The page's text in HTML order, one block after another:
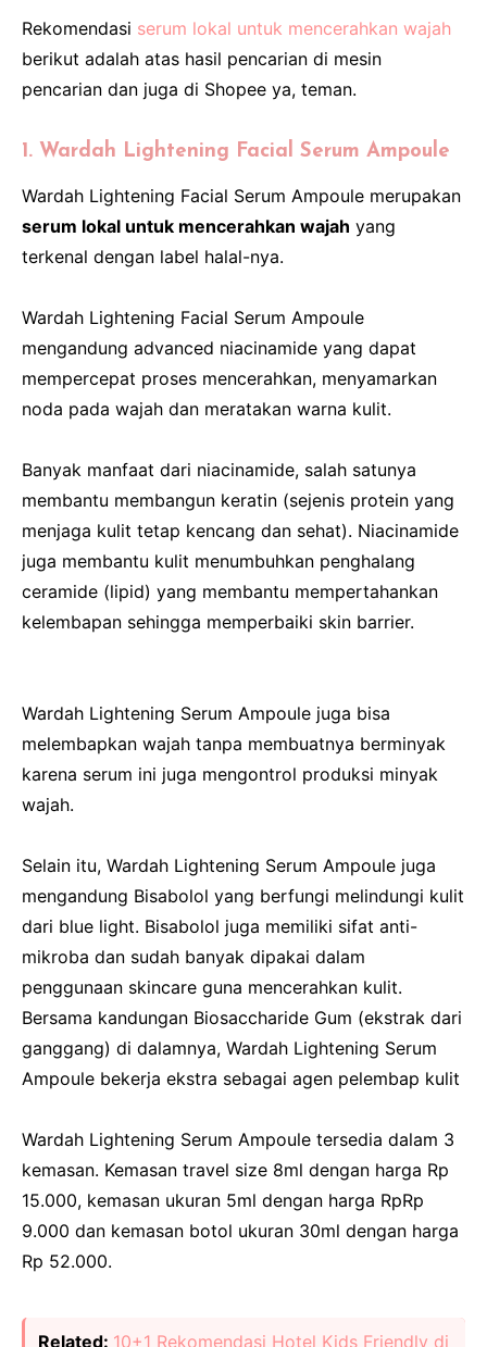
Rekomendasi serum lokal untuk mencerahkan wajah
berikut adalah atas hasil pencarian di mesin
pencarian dan juga di Shopee ya, teman.
1. Wardah Lightening Facial Serum Ampoule
Wardah Lightening Facial Serum Ampoule merupakan
serum lokal untuk mencerahkan wajah yang
terkenal dengan label halal-nya.
Wardah Lightening Facial Serum Ampoule
mengandung advanced niacinamide yang dapat
mempercepat proses mencerahkan, menyamarkan
noda pada wajah dan meratakan warna kulit.
Banyak manfaat dari niacinamide, salah satunya
membantu membangun keratin (sejenis protein yang
menjaga kulit tetap kencang dan sehat). Niacinamide
juga membantu kulit menumbuhkan penghalang
ceramide (lipid) yang membantu mempertahankan
kelembapan sehingga memperbaiki skin barrier.
Wardah Lightening Serum Ampoule juga bisa
melembapkan wajah tanpa membuatnya berminyak
karena serum ini juga mengontrol produksi minyak
wajah.
Selain itu, Wardah Lightening Serum Ampoule juga
mengandung Bisabolol yang berfungi melindungi kulit
dari blue light. Bisabolol juga memiliki sifat anti-
mikroba dan sudah banyak dipakai dalam
penggunaan skincare guna mencerahkan kulit.
Bersama kandungan Biosaccharide Gum (ekstrak dari
ganggang) di dalamnya, Wardah Lightening Serum
Ampoule bekerja ekstra sebagai agen pelembap kulit
Wardah Lightening Serum Ampoule tersedia dalam 3
kemasan. Kemasan travel size 8ml dengan harga Rp
15.000, kemasan ukuran 5ml dengan harga RpRp
9.000 dan kemasan botol ukuran 30ml dengan harga
Rp 52.000.
Related: 10+1 Rekomendasi Hotel Kids Friendly di